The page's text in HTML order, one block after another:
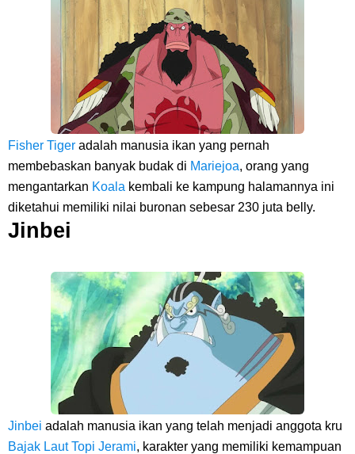
Fisher Tiger adalah manusia ikan yang pernah
membebaskan banyak budak di Mariejoa, orang yang
mengantarkan Koala kembali ke kampung halamannya ini
diketahui memiliki nilai buronan sebesar 230 juta belly.
Jinbei
Jinbei adalah manusia ikan yang telah menjadi anggota kru
Bajak Laut Topi Jerami, karakter yang memiliki kemampuan